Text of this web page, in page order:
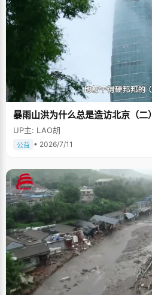
暴雨山洪为什么总是造访北京（二）
UP主: LAO胡
公益 • 2026/7/11